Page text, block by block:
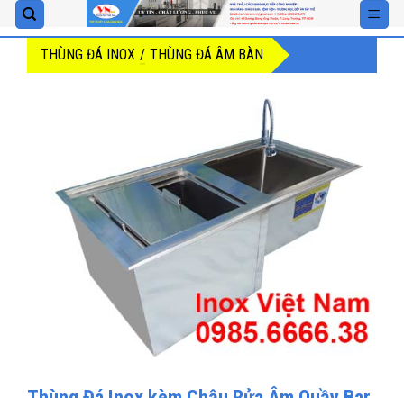
Skip
to
contentTHÙNG ĐÁ INOX / THÙNG ĐÁ ÂM BÀN